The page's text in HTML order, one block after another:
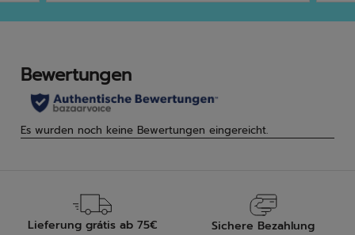
5
Sternen.
Bewertungen
5
Lieferung grátis ab 75€ Sichere Bezahlung